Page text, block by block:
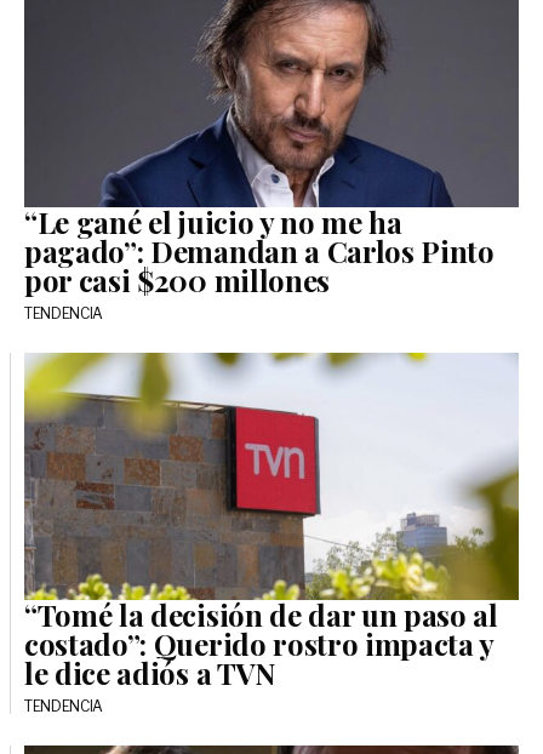
“Le gané el juicio y no me ha
pagado”: Demandan a Carlos Pinto
por casi $200 millones
TENDENCIA
“Tomé la decisión de dar un paso al
costado”: Querido rostro impacta y
le dice adiós a TVN
TENDENCIA